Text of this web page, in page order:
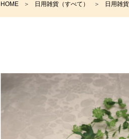
HOME 日用雑貨（すべて） 日用雑